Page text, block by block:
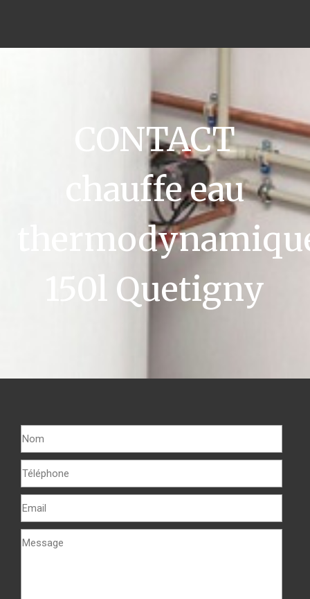
CONTACT
chauffe eau
150l Quetigny